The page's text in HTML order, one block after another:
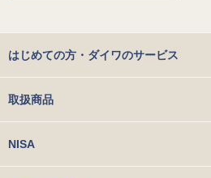
はじめての方・ダイワのサービス
取扱商品
NISA